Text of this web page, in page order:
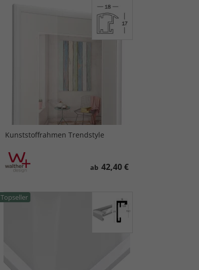
Kunststoffrahmen Trendstyle
ab 42,40 €
Topseller